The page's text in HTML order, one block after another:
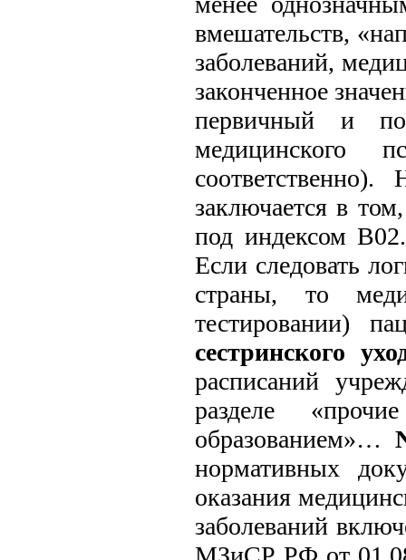
вмешательств,
заболеваний,
законченное
первичный и
медицинского
заключается в
под индексом
Если следовать
страны, то
тестировании)
сестринского
расписаний
разделе
образованием»…
нормативных
оказания
заболеваний